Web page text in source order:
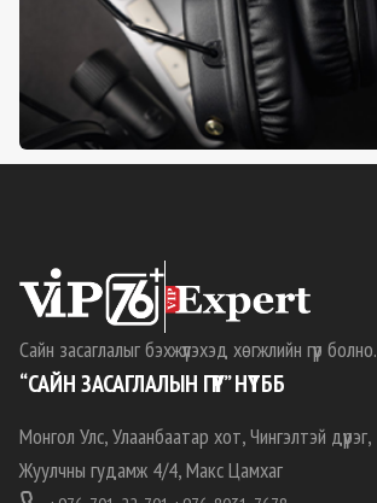
Сайн засаглалыг бэхжүүлэхэд хөгжлийн гүүр болно.
“САЙН ЗАСАГЛАЛЫН ГҮҮР” НҮТББ
Монгол Улс, Улаанбаатар хот, Чингэлтэй дүүрэг,
Жуулчны гудамж 4/4, Макс Цамхаг